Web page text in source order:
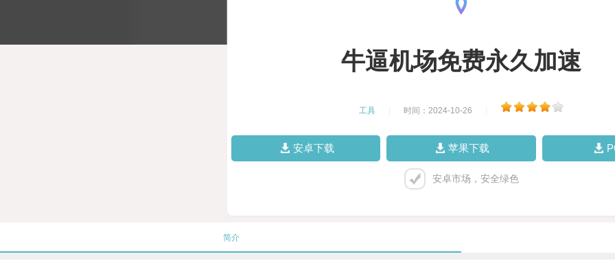
牛逼机场免费永久加速
工具 时间：2024-10-26
安卓下载 苹果下载
安卓市场，安全绿色
简介